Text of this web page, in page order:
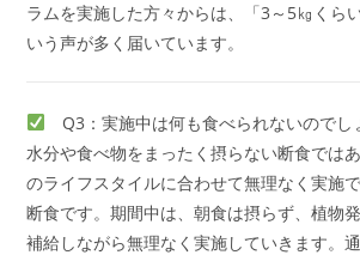
ラムを実施した方々からは、「3～5㎏くら
いう声が多く届いています。
Q3：実施中は何も食べられないのでし
水分や食べ物をまったく摂らない断食では
のライフスタイルに合わせて無理なく実施
断食です。期間中は、朝食は摂らず、植物
補給しながら無理なく実施していきます。